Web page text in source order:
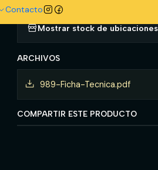
Contacto
Mostrar stock de ubicaciones
ARCHIVOS
989-Ficha-Tecnica.pdf
COMPARTIR ESTE PRODUCTO